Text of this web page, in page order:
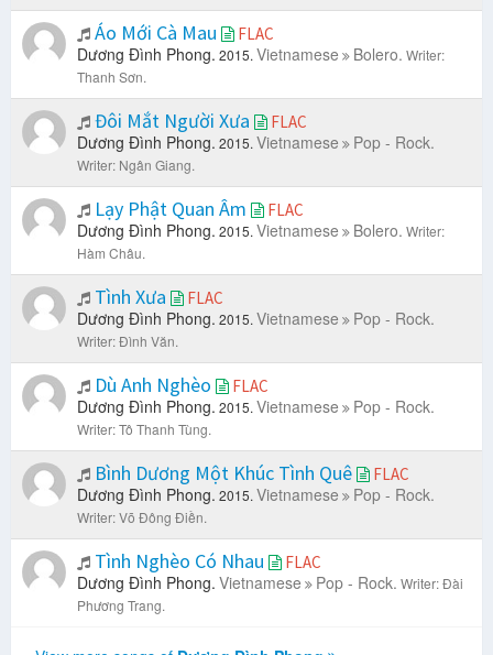
Áo Mới Cà Mau FLAC
Dương Đình Phong. 2015. Vietnamese Bolero. Writer:
Thanh Sơn.
Đôi Mắt Người Xưa FLAC
Dương Đình Phong. 2015. Vietnamese Pop - Rock.
Writer: Ngân Giang.
Lạy Phật Quan Âm FLAC
Dương Đình Phong. 2015. Vietnamese Bolero. Writer:
Hàm Châu.
Tình Xưa FLAC
Dương Đình Phong. 2015. Vietnamese Pop - Rock.
Writer: Đình Văn.
Dù Anh Nghèo FLAC
Dương Đình Phong. 2015. Vietnamese Pop - Rock.
Writer: Tô Thanh Tùng.
Bình Dương Một Khúc Tình Quê FLAC
Dương Đình Phong. 2015. Vietnamese Pop - Rock.
Writer: Võ Đông Điền.
Tình Nghèo Có Nhau FLAC
Dương Đình Phong. Vietnamese Pop - Rock. Writer: Đài
Phương Trang.